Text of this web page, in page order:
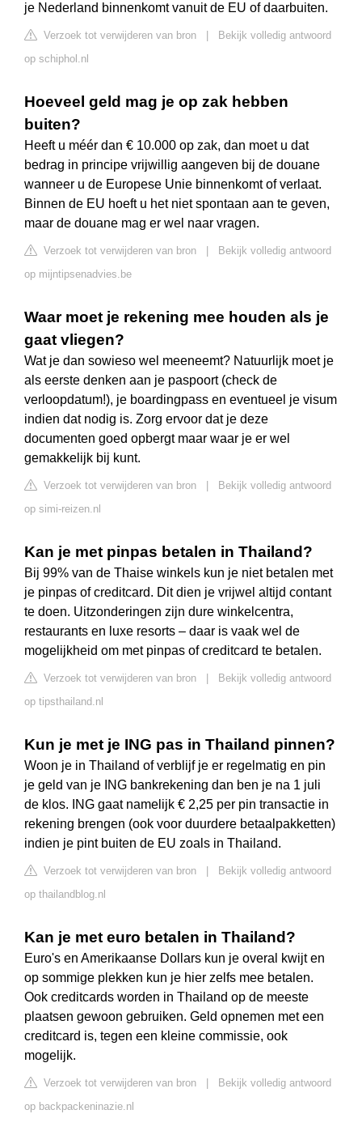
je Nederland binnenkomt vanuit de EU of daarbuiten.
Verzoek tot verwijderen van bron
Bekijk volledig antwoord
op schiphol.nl
Hoeveel geld mag je op zak hebben
buiten?
Heeft u méér dan € 10.000 op zak, dan moet u dat
bedrag in principe vrijwillig aangeven bij de douane
wanneer u de Europese Unie binnenkomt of verlaat.
Binnen de EU hoeft u het niet spontaan aan te geven,
maar de douane mag er wel naar vragen.
Verzoek tot verwijderen van bron
Bekijk volledig antwoord
op mijntipsenadvies.be
Waar moet je rekening mee houden als je
gaat vliegen?
Wat je dan sowieso wel meeneemt? Natuurlijk moet je
als eerste denken aan je paspoort (check de
verloopdatum!), je boardingpass en eventueel je visum
indien dat nodig is. Zorg ervoor dat je deze
documenten goed opbergt maar waar je er wel
gemakkelijk bij kunt.
Verzoek tot verwijderen van bron
Bekijk volledig antwoord
op simi-reizen.nl
Kan je met pinpas betalen in Thailand?
Bij 99% van de Thaise winkels kun je niet betalen met
je pinpas of creditcard. Dit dien je vrijwel altijd contant
te doen. Uitzonderingen zijn dure winkelcentra,
restaurants en luxe resorts – daar is vaak wel de
mogelijkheid om met pinpas of creditcard te betalen.
Verzoek tot verwijderen van bron
Bekijk volledig antwoord
op tipsthailand.nl
Kun je met je ING pas in Thailand pinnen?
Woon je in Thailand of verblijf je er regelmatig en pin
je geld van je ING bankrekening dan ben je na 1 juli
de klos. ING gaat namelijk € 2,25 per pin transactie in
rekening brengen (ook voor duurdere betaalpakketten)
indien je pint buiten de EU zoals in Thailand.
Verzoek tot verwijderen van bron
Bekijk volledig antwoord
op thailandblog.nl
Kan je met euro betalen in Thailand?
Euro's en Amerikaanse Dollars kun je overal kwijt en
op sommige plekken kun je hier zelfs mee betalen.
Ook creditcards worden in Thailand op de meeste
plaatsen gewoon gebruiken. Geld opnemen met een
creditcard is, tegen een kleine commissie, ook
mogelijk.
Verzoek tot verwijderen van bron
Bekijk volledig antwoord
op backpackeninazie.nl